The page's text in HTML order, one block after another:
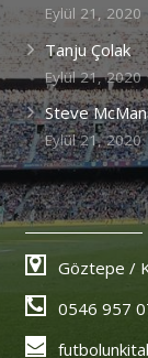
Eylül 21, 2020
Tanju Çolak
Eylül 21, 2020
Steve
Eylül 21, 2020
Göztepe /
0546 957